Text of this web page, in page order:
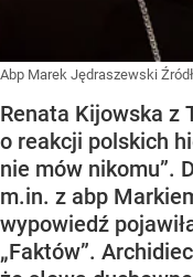
Abp Marek Jędraszewski
Renata Kijowska z
o reakcji polskich
nie mów nikomu”.
m.in. z abp
wypowiedź
„Faktów”.